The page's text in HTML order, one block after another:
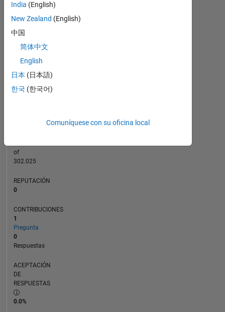
CONTRIBUCIONES
0
12/23
04/24
08/24
12/24
04/25
12/25
04/26
08/26
of
302.025
REPUTACIÓN
0
CONTRIBUCIONES
1
Pregunta
0
Respuestas
ACEPTACIÓN
DE
RESPUESTAS
0.0%
India (English)
New Zealand (English)
中国
简体中文
English
日本 (日本語)
한국 (한국어)
Comuníquese con su oficina local